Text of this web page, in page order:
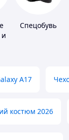
Спецобувь
A17
костюм 2026